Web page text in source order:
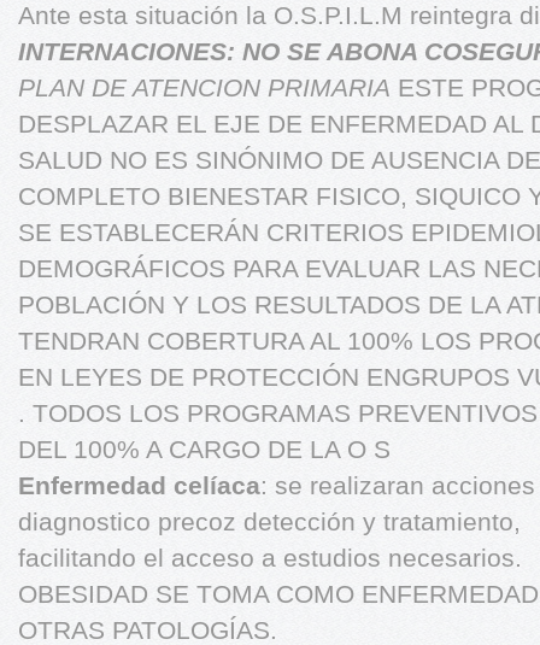
Ante esta situación la O.S.P.I.L.M reintegra
INTERNACIONES: NO SE ABONA
PLAN DE ATENCION PRIMARIA ESTE
DESPLAZAR EL EJE DE ENFERMEDAD AL
SALUD NO ES SINÓNIMO DE AUSENCIA
COMPLETO BIENESTAR FISICO, SIQUICO
SE ESTABLECERÁN CRITERIOS
DEMOGRÁFICOS PARA EVALUAR LAS
POBLACIÓN Y LOS RESULTADOS DE LA
TENDRAN COBERTURA AL 100% LOS
EN LEYES DE PROTECCIÓN ENGRUPOS
. TODOS LOS PROGRAMAS
DEL 100% A CARGO DE LA O S
Enfermedad celíaca: se realizaran
diagnostico precoz detección y tratamiento,
facilitando el acceso a estudios necesarios.
OBESIDAD SE TOMA COMO
OTRAS PATOLOGÍAS.